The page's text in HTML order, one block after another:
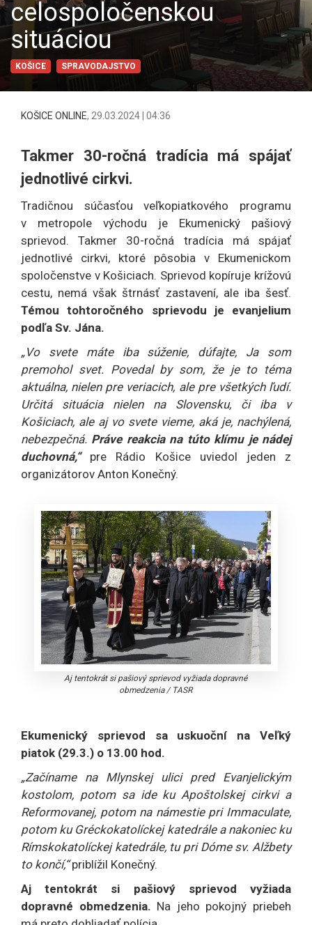
celospoločenskou
situáciou
KOŠICE SPRAVODAJSTVO
KOŠICE ONLINE, 29.03.2024 | 04:36
Takmer 30-ročná tradícia má spájať
jednotlivé cirkvi.
Tradičnou súčasťou veľkopiatkového programu
v metropole východu je Ekumenický pašiový
sprievod. Takmer 30-ročná tradícia má spájať
jednotlivé cirkvi, ktoré pôsobia v Ekumenickom
spoločenstve v Košiciach. Sprievod kopíruje krížovú
cestu, nemá však štrnásť zastavení, ale iba šesť.
Témou tohtoročného sprievodu je evanjelium
podľa Sv. Jána.
„Vo svete máte iba súženie, dúfajte, Ja som
premohol svet. Povedal by som, že je to téma
aktuálna, nielen pre veriacich, ale pre všetkých ľudí.
Určitá situácia nielen na Slovensku, či iba v
Košiciach, ale aj vo svete vieme, aká je, nachýlená,
nebezpečná. Práve reakcia na túto klímu je nádej
duchovná,“
pre Rádio Košice uviedol jeden z
organizátorov Anton Konečný.
Aj tentokrát si pašiový sprievod vyžiada dopravné
obmedzenia/ TASR
Ekumenický sprievod sa uskuoční na Veľký
piatok (29.3.) o 13.00 hod.
„Začíname na Mlynskej ulici pred Evanjelickým
kostolom, potom sa ide ku Apoštolskej cirkvi a
Reformovanej, potom na námestie pri Immaculate,
potom ku Gréckokatolíckej katedrále a nakoniec ku
Rímskokatolíckej katedrále, tu pri Dóme sv. Alžbety
to končí,“priblížil Konečný.
Aj tentokrát si pašiový sprievod vyžiada
dopravné obmedzenia. Na jeho pokojný priebeh